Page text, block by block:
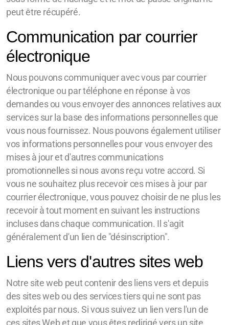
peut être récupéré.
Communication par courrier
électronique
Nous pouvons communiquer avec vous par courrier
électronique ou par téléphone en réponse à vos
demandes ou vous envoyer des annonces relatives aux
services sur la base des informations personnelles que
vous nous fournissez. Nous pouvons également utiliser
vos informations personnelles pour vous envoyer des
mises à jour et d'autres communications
promotionnelles si nous avons reçu votre accord. Si
vous ne souhaitez plus recevoir ces mises à jour par
courrier électronique, vous pouvez choisir de ne plus les
recevoir à tout moment en suivant les instructions
incluses dans chaque communication. Il s'agit
généralement d'un lien de "désinscription".
Liens vers d'autres sites web
Notre site web peut contenir des liens vers et depuis
des sites web ou des services tiers qui ne sont pas
exploités par nous. Si vous suivez un lien vers l'un de
ces sites Web et que vous êtes redirigé vers un site